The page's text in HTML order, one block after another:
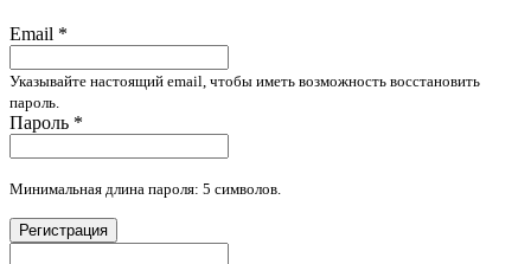
Email *
Указывайте настоящий email, чтобы иметь возможность восстановить
пароль.
Пароль *
Минимальная длина пароля: 5 символов.
Регистрация